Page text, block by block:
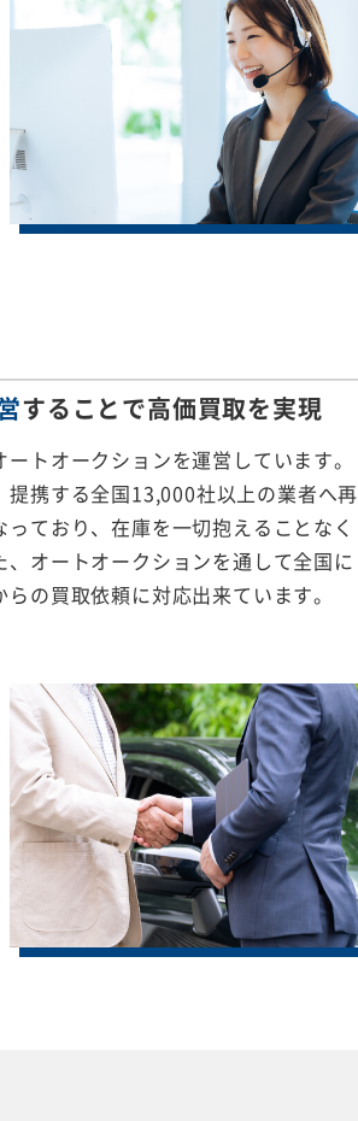
することで高価買取を実現
トオークションを運営しています。
携する全国13,000社以上の業者へ再
ており、在庫を一切抱えることなく
オートオークションを通して全国に
の買取依頼に対応出来ています。